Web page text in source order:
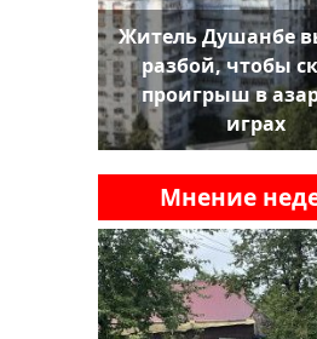
Житель Душанбе
разбой, чтобы
проигрыш в
играх
Мнение